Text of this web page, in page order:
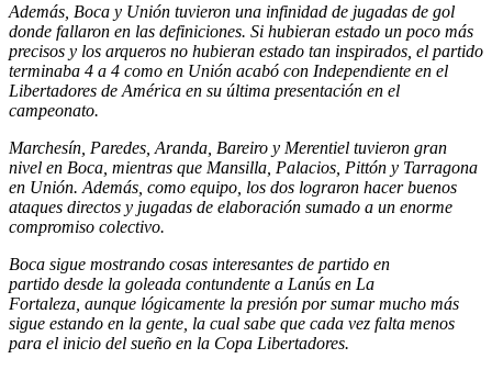
Además, Boca y Unión tuvieron una infinidad de jugadas de gol
donde fallaron en las definiciones. Si hubieran estado un poco más
precisos y los arqueros no hubieran estado tan inspirados, el partido
terminaba 4 a 4 como en Unión acabó con Independiente en el
Libertadores de América en su última presentación en el
campeonato.
Marchesín, Paredes, Aranda, Bareiro y Merentiel tuvieron gran
nivel en Boca, mientras que Mansilla, Palacios, Pittón y Tarragona
en Unión. Además, como equipo, los dos lograron hacer buenos
ataques directos y jugadas de elaboración sumado a un enorme
compromiso colectivo.
Boca sigue mostrando cosas interesantes de partido en
partido desde la goleada contundente a Lanús en La
Fortaleza, aunque lógicamente la presión por sumar mucho más
sigue estando en la gente, la cual sabe que cada vez falta menos
para el inicio del sueño en la Copa Libertadores.